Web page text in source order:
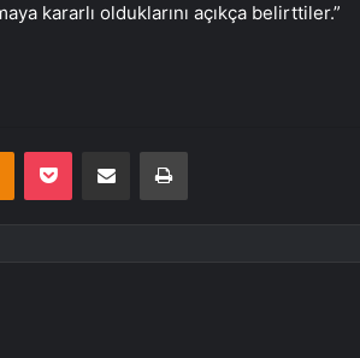
kararlı olduklarını açıkça belirttiler.”
Odnoklassniki
Pocket E-Posta ile paylaş Yazdır